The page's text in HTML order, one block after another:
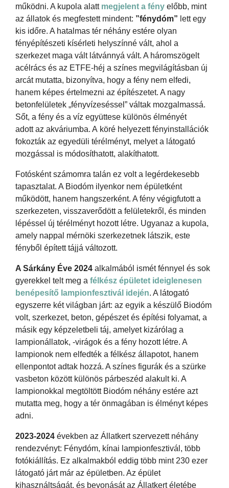
működni. A kupola alatt megjelent a fény előbb, mint
az állatok és megfestett mindent: ”fénydóm” lett egy
kis időre. A hatalmas tér néhány estére olyan
fényépítészeti kísérleti helyszínné vált, ahol a
szerkezet maga vált látvánnyá vált. A háromszögelt
acélrács és az ETFE-héj a színes megvilágításban új
arcát mutatta, bizonyítva, hogy a fény nem elfedi,
hanem képes értelmezni az építészetet. A nagy
betonfelületek „fényvízeséssel” váltak mozgalmassá.
Sőt, a fény és a víz együttese különös élményét
adott az akváriumba. A köré helyezett fényinstallációk
fokozták az egyedüli térélményt, melyet a látogató
mozgással is módosíthatott, alakíthatott.
Fotósként számomra talán ez volt a legérdekesebb
tapasztalat. A Biodóm ilyenkor nem épületként
működött, hanem hangszerként. A fény végigfutott a
szerkezeten, visszaverődött a felületekről, és minden
lépéssel új térélményt hozott létre. Ugyanaz a kupola,
amely nappal mérnöki szerkezetnek látszik, este
fényből épített tájjá változott.
A Sárkány Éve 2024 alkalmából ismét fénnyel és sok
gyerekkel telt meg a félkész épületet ideiglenesen
benépesítő lampionfesztivál idején. A látogató
egyszerre két világban járt: az egyik a készülő Biodóm
volt, szerkezet, beton, gépészet és építési folyamat, a
másik egy képzeletbeli táj, amelyet kizárólag a
lampionállatok, -virágok és a fény hozott létre. A
lampionok nem elfedték a félkész állapotot, hanem
ellenpontot adtak hozzá. A színes figurák és a szürke
vasbeton között különös párbeszéd alakult ki. A
lampionokkal megtöltött Biodóm néhány estére azt
mutatta meg, hogy a tér önmagában is élményt képes
adni.
2023-2024 években az Állatkert szervezett néhány
rendezvényt: Fénydóm, kínai lampionfesztivál, több
fotókiállítás. Ez alkalmakból eddig több mint 230 ezer
látogató járt már az épületben. Az épület
kihasználtságát, és bevonását az Állatkert életébe